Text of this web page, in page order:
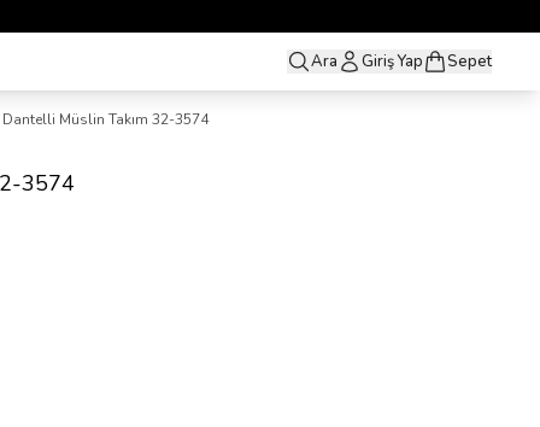
Ara Giriş Yap Sepet
Dantelli Müslin Takım 32-3574
3574